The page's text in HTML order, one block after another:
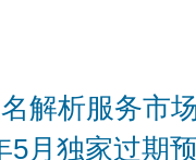
解析服务市
5月独家过期